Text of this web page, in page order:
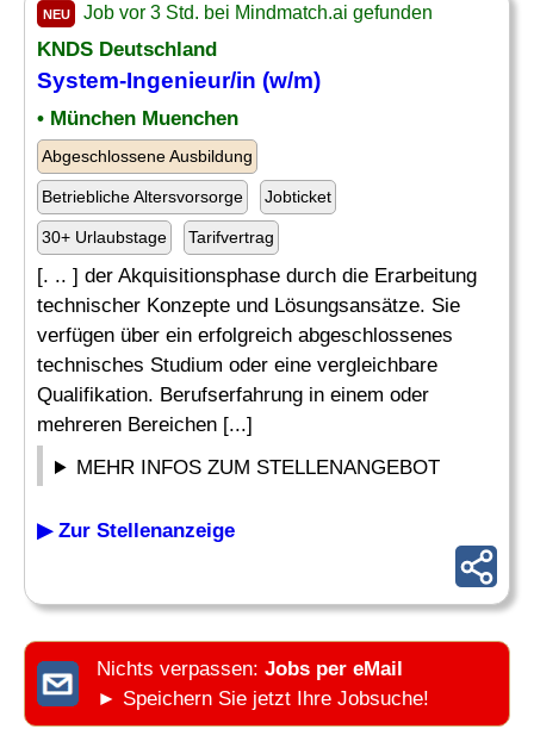
NEU Job vor 3 Std. bei Mindmatch.ai gefunden
KNDS Deutschland
System-Ingenieur/in (w/m)
• München Muenchen
Abgeschlossene Ausbildung
Betriebliche Altersvorsorge Jobticket
30+ Urlaubstage Tarifvertrag
[. .. ] der Akquisitionsphase durch die Erarbeitung
technischer Konzepte und Lösungsansätze. Sie
verfügen über ein erfolgreich abgeschlossenes
technisches Studium oder eine vergleichbare
Qualifikation. Berufserfahrung in einem oder
mehreren Bereichen [...]
MEHR INFOS ZUM STELLENANGEBOT
▶ Zur Stellenanzeige
Nichts verpassen: Jobs per eMail
► Speichern Sie jetzt Ihre Jobsuche!